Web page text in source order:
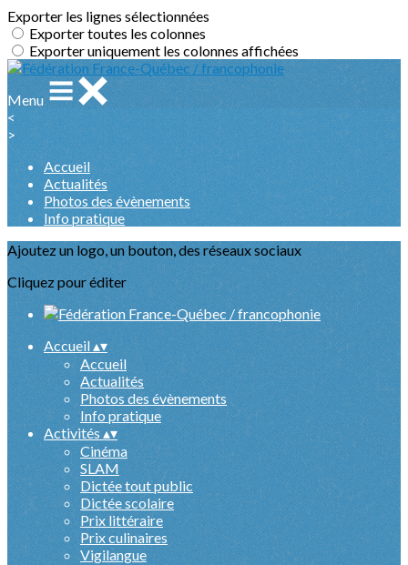
Exporter les lignes sélectionnées
Exporter toutes les colonnes
Exporter uniquement les colonnes affichées
Menu
<
>
Accueil
Actualités
Photos des évènements
Info pratique
Ajoutez un logo, un bouton, des réseaux sociaux
Cliquez pour éditer
Accueil▴▾
Accueil
Actualités
Photos des évènements
Info pratique
Activités▴▾
Cinéma
SLAM
Dictée tout public
Dictée scolaire
Prix littéraire
Prix culinaires
Vigilangue